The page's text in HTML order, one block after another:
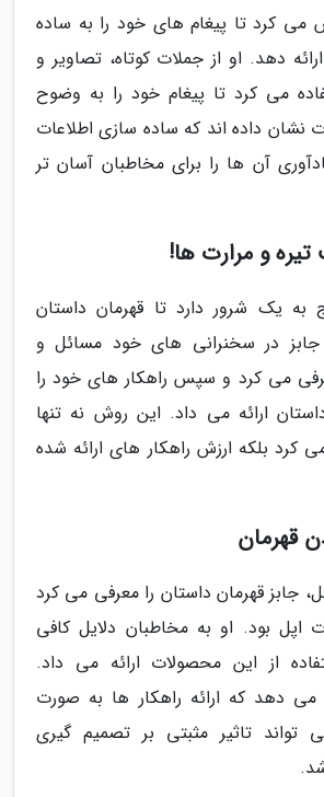
می کرد تا پیغام های خود را به ساده
دهد. او از جملات کوتاه، تصاویر و
می کرد تا پیغام خود را به وضوح
نشان داده اند که ساده سازی اطلاعات
آن ها را برای مخاطبان آسان تر
به یک شرور دارد تا قهرمان داستان
جابز در سخنرانی های خود مسائل و
می کرد و سپس راهکار های خود را
ارائه می داد. این روش نه تنها
کرد بلکه ارزش راهکار های ارائه شده
جابز قهرمان داستان را معرفی می کرد
بود. او به مخاطبان دلایل کافی
از این محصولات ارائه می داد.
دهد که ارائه راهکار ها به صورت
تواند تاثیر مثبتی بر تصمیم گیری